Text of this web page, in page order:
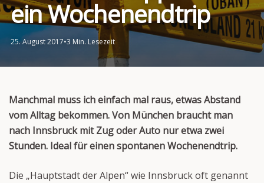
ein Wochenendtrip
25. August 2017•3 Min. Lesezeit
Manchmal muss ich einfach mal raus, etwas Abstand
vom Alltag bekommen. Von München braucht man
nach Innsbruck mit Zug oder Auto nur etwa zwei
Stunden. Ideal für einen spontanen Wochenendtrip.
Die „Hauptstadt der Alpen“ wie Innsbruck oft genannt